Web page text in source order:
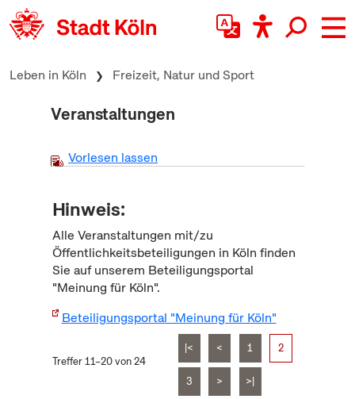
zum Inhalt springen
Leben in Köln Freizeit, Natur und Sport
Veranstaltungen
Vorlesen lassen
Hinweis:
Alle Veranstaltungen mit/zu
Öffentlichkeitsbeteiligungen in Köln finden
Sie auf unserem Beteiligungsportal
"Meinung für Köln".
Beteiligungsportal "Meinung für Köln"
Treffer 11–20 von 24
|< < 1 2
3 > >|